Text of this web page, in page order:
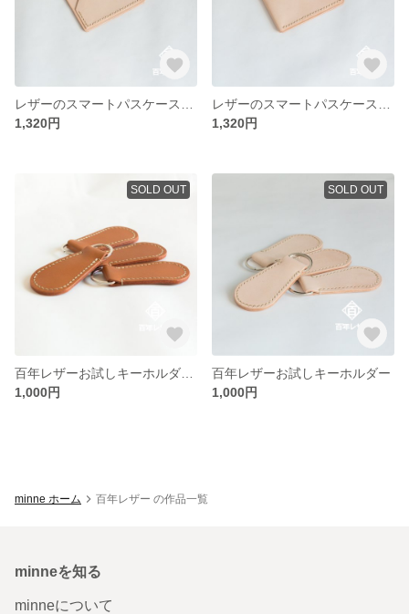
1,320円
1,320円
SOLD OUT
1,000円
SOLD OUT
百年レザーお試しキーホルダー
1,000円
minne ホーム 百年レザー の作品一覧
minneを知る
minneについて